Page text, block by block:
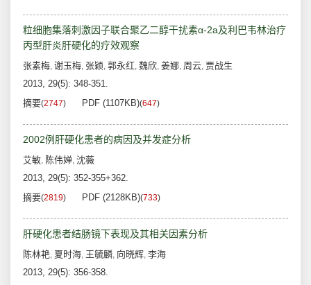
粒细胞集落刺激因子联合聚乙二醇干扰素α-2a及利巴韦林治疗
丙型肝炎肝硬化的疗效观察
张素梅, 谢玉梅, 张颖, 郭永红, 魏欣, 姜娜, 周云, 贾战生
2013, 29(5): 348-351.
摘要(2747) PDF (1107KB)(647)
2002例肝硬化患者的病因及并发症分析
艾敏, 陈伟婵, 沈薇
2013, 29(5): 352-355+362.
摘要(2819) PDF (2128KB)(733)
肝硬化患者结肠镜下表现及其相关因素分析
陈林艳, 夏时海, 王毓麟, 向晓辉, 李海
2013, 29(5): 356-358.